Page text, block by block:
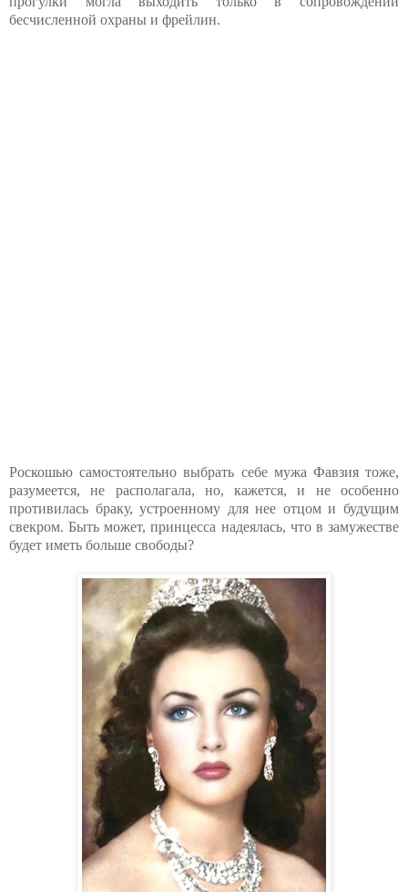
бесчисленной охраны и фрейлин.
Роскошью самостоятельно выбрать себе мужа Фавзия тоже,
разумеется, не располагала, но, кажется, и не особенно
противилась браку, устроенному для нее отцом и будущим
свекром. Быть может, принцесса надеялась, что в замужестве
будет иметь больше свободы?